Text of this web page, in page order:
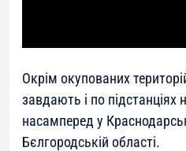
Окрім окупованих
завдають і по підстанціях
насамперед у
Бєлгородській області.